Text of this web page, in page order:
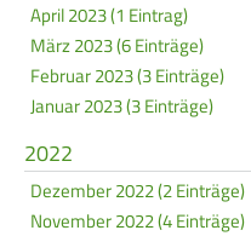
April 2023 (1 Eintrag)
März 2023 (6 Einträge)
Februar 2023 (3 Einträge)
Januar 2023 (3 Einträge)
2022
Dezember 2022 (2 Einträge)
November 2022 (4 Einträge)